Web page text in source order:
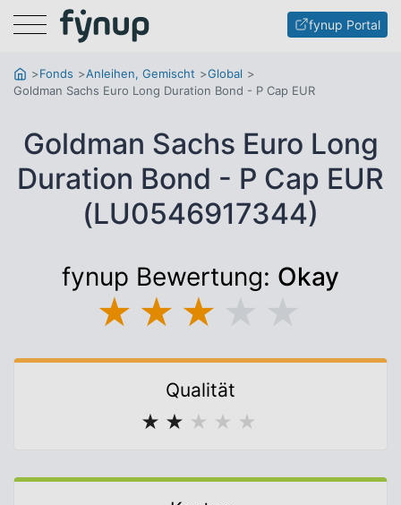
Menu fynup Portal
Fonds Anleihen, Gemischt
Global
Goldman Sachs Euro Long Duration Bond - P Cap EUR
Goldman Sachs Euro Long
Duration Bond - P Cap EUR
(LU0546917344)
fynup Bewertung: Okay
★ ★ ★
Qualität
★ ★ ★ ★ ★